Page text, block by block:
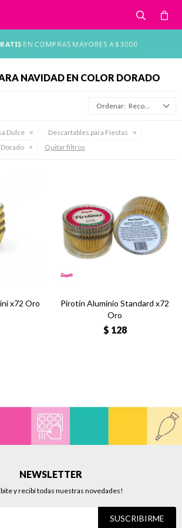
NAVIDAD EN COLOR DORADO
Recomendados
Dulce
Descartables para Fiestas
Dorado Quitar filtros
x72 Oro
Pirotín Aluminio Standard x72
Oro
$ 128
NEWSLETTER
y recibí todas nuestras novedades!
SUSCRIBIRME